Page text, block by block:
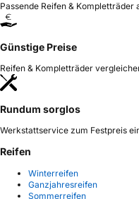
Passende Reifen & Kompletträder
Günstige Preise
Reifen & Kompletträder
Rundum sorglos
Werkstattservice zum Festpreis
Reifen
Winterreifen
Ganzjahresreifen
Sommerreifen